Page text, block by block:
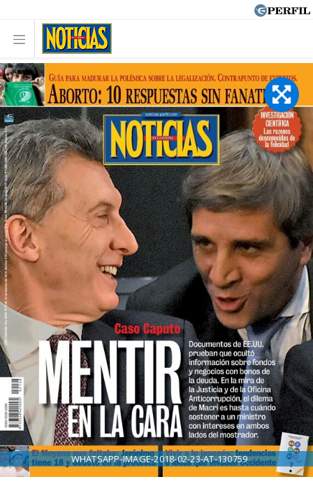
WHATSAPP-IMAGE-2018-02-23-AT-130759